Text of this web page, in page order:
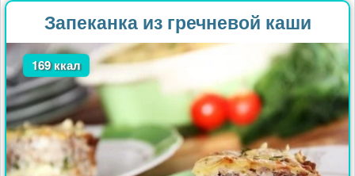
Запеканка из гречневой каши
169 ккал